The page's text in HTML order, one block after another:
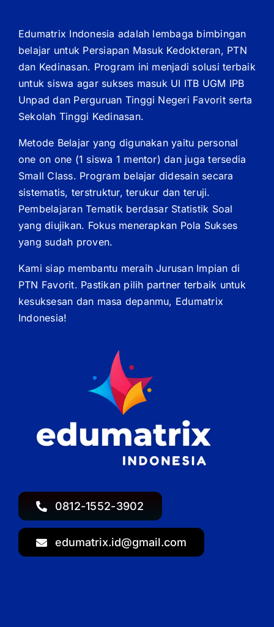
0812-1552-3902
edumatrix.id@gmail.com
Edumatrix Indonesia adalah lembaga bimbingan
belajar untuk Persiapan Masuk Kedokteran, PTN
dan Kedinasan. Program ini menjadi solusi terbaik
untuk siswa agar sukses masuk UI ITB UGM IPB
Unpad dan Perguruan Tinggi Negeri Favorit serta
Sekolah Tinggi Kedinasan.
Metode Belajar yang digunakan yaitu personal
one on one (1 siswa 1 mentor) dan juga tersedia
Small Class. Program belajar didesain secara
sistematis, terstruktur, terukur dan teruji.
Pembelajaran Tematik berdasar Statistik Soal
yang diujikan. Fokus menerapkan Pola Sukses
yang sudah proven.
Kami siap membantu meraih Jurusan Impian di
PTN Favorit. Pastikan pilih partner terbaik untuk
kesuksesan dan masa depanmu, Edumatrix
Indonesia!